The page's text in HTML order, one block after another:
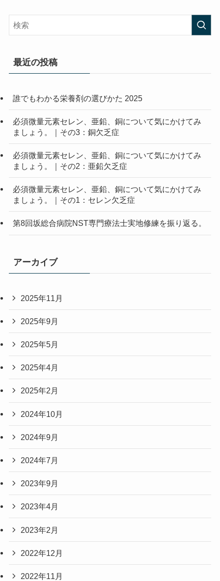
最近の投稿
誰でもわかる栄養剤の選びかた 2025
必須微量元素セレン、亜鉛、銅について気にかけてみ
ましょう。｜その3：銅欠乏症
必須微量元素セレン、亜鉛、銅について気にかけてみ
ましょう。｜その2：亜鉛欠乏症
必須微量元素セレン、亜鉛、銅について気にかけてみ
ましょう。｜その1：セレン欠乏症
第8回坂総合病院NST専門療法士実地修練を振り返る。
アーカイブ
2025年11月
2025年9月
2025年5月
2025年4月
2025年2月
2024年10月
2024年9月
2024年7月
2023年9月
2023年4月
2023年2月
2022年12月
2022年11月